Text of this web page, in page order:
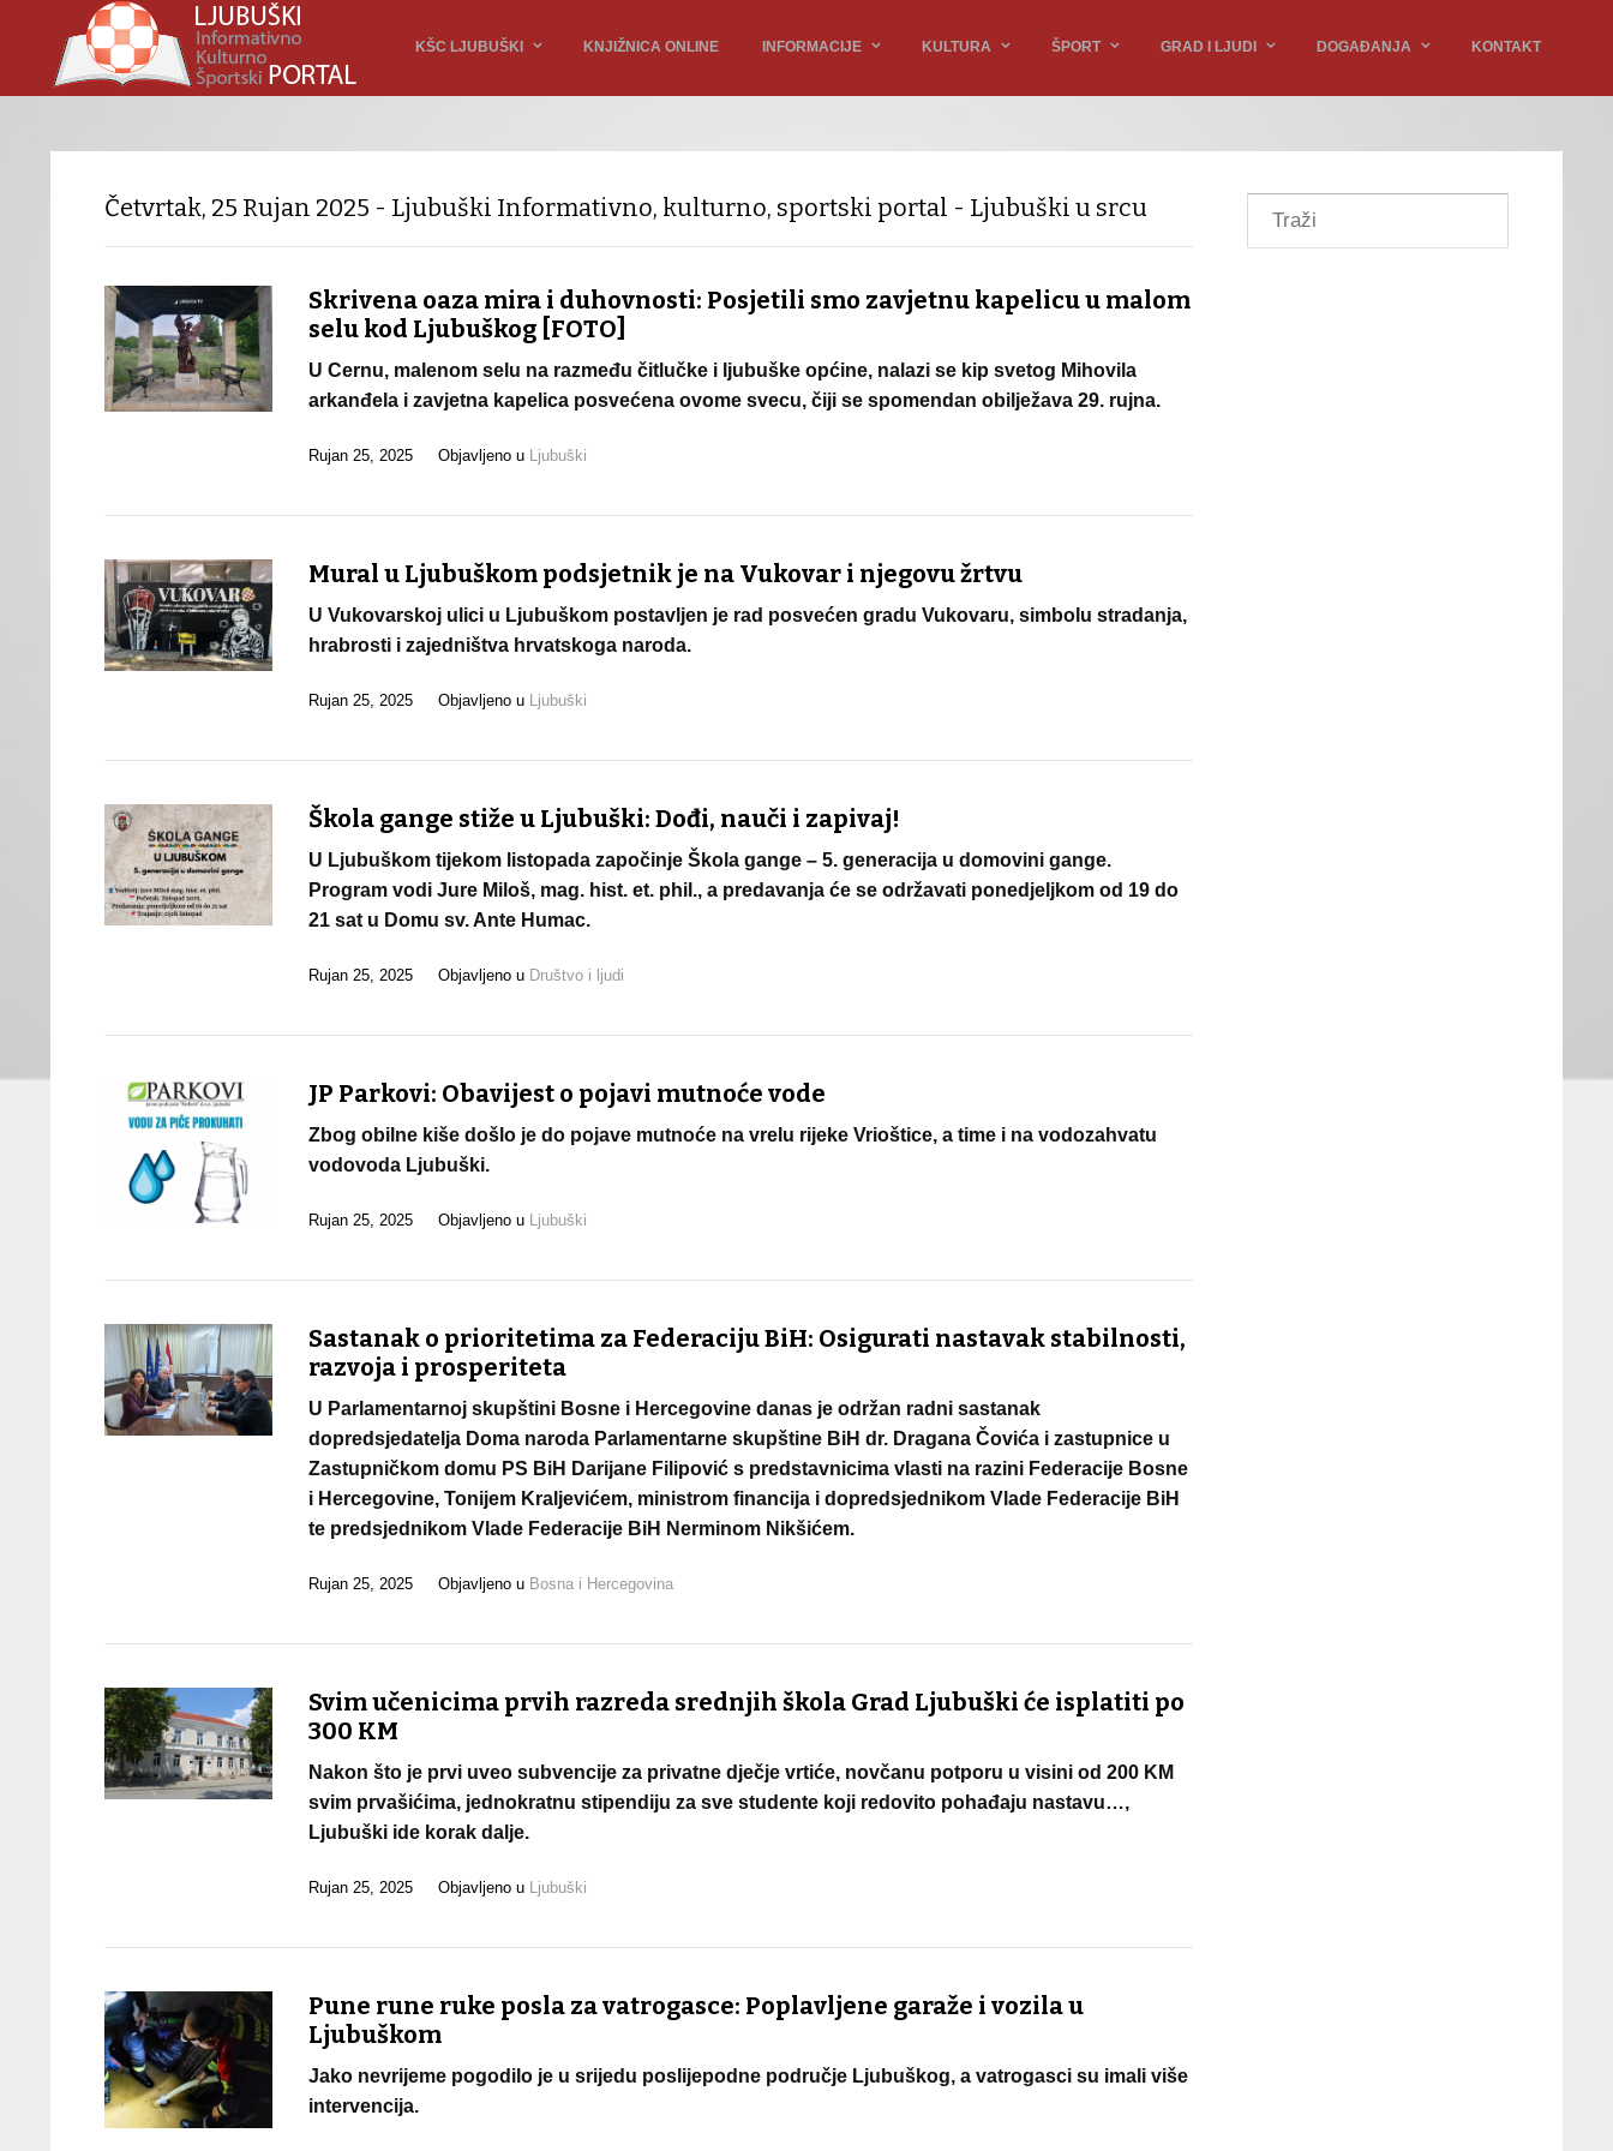
KŠC LJUBUŠKI KNJIŽNICA ONLINE INFORMACIJE KULTURA ŠPORT GRAD I LJUDI DOGAĐANJA KONTAKT
Četvrtak, 25 Rujan 2025 - Ljubuški Informativno, kulturno, sportski portal - Ljubuški u srcu
Skrivena oaza mira i duhovnosti: Posjetili smo zavjetnu kapelicu u malom
selu kod Ljubuškog [FOTO]
U Cernu, malenom selu na razmeđu čitlučke i ljubuške općine, nalazi se kip svetog Mihovila
arkanđela i zavjetna kapelica posvećena ovome svecu, čiji se spomendan obilježava 29. rujna.
Rujan 25, 2025 Objavljeno u Ljubuški
Mural u Ljubuškom podsjetnik je na Vukovar i njegovu žrtvu
U Vukovarskoj ulici u Ljubuškom postavljen je rad posvećen gradu Vukovaru, simbolu stradanja,
hrabrosti i zajedništva hrvatskoga naroda.
Rujan 25, 2025 Objavljeno u Ljubuški
Škola gange stiže u Ljubuški: Dođi, nauči i zapivaj!
U Ljubuškom tijekom listopada započinje Škola gange – 5. generacija u domovini gange.
Program vodi Jure Miloš, mag. hist. et. phil., a predavanja će se održavati ponedjeljkom od 19 do
21 sat u Domu sv. Ante Humac.
Rujan 25, 2025 Objavljeno u Društvo i ljudi
JP Parkovi: Obavijest o pojavi mutnoće vode
Zbog obilne kiše došlo je do pojave mutnoće na vrelu rijeke Vrioštice, a time i na vodozahvatu
vodovoda Ljubuški.
Rujan 25, 2025 Objavljeno u Ljubuški
Sastanak o prioritetima za Federaciju BiH: Osigurati nastavak stabilnosti,
razvoja i prosperiteta
U Parlamentarnoj skupštini Bosne i Hercegovine danas je održan radni sastanak
dopredsjedatelja Doma naroda Parlamentarne skupštine BiH dr. Dragana Čovića i zastupnice u
Zastupničkom domu PS BiH Darijane Filipović s predstavnicima vlasti na razini Federacije Bosne
i Hercegovine, Tonijem Kraljevićem, ministrom financija i dopredsjednikom Vlade Federacije BiH
te predsjednikom Vlade Federacije BiH Nerminom Nikšićem.
Rujan 25, 2025 Objavljeno u Bosna i Hercegovina
Svim učenicima prvih razreda srednjih škola Grad Ljubuški će isplatiti po
300 KM
Nakon što je prvi uveo subvencije za privatne dječje vrtiće, novčanu potporu u visini od 200 KM
svim prvašićima, jednokratnu stipendiju za sve studente koji redovito pohađaju nastavu…,
Ljubuški ide korak dalje.
Rujan 25, 2025 Objavljeno u Ljubuški
Pune rune ruke posla za vatrogasce: Poplavljene garaže i vozila u
Ljubuškom
Jako nevrijeme pogodilo je u srijedu poslijepodne područje Ljubuškog, a vatrogasci su imali više
intervencija.